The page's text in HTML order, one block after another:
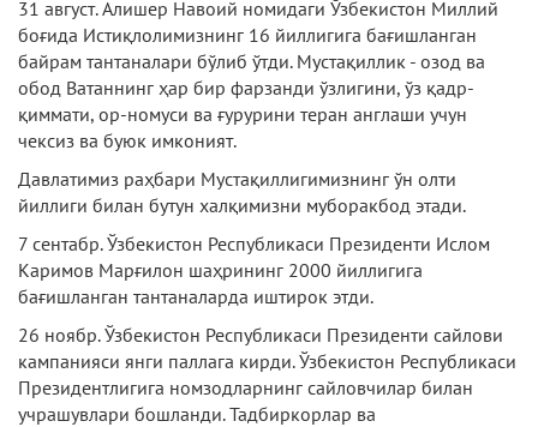
31 август. Алишер Навоий номидаги Ўзбекистон Миллий
боғида Истиқлолимизнинг 16 йиллигига бағишланган
байрам тантаналари бўлиб ўтди. Мустақиллик - озод ва
обод Ватаннинг ҳар бир фарзанди ўзлигини, ўз қадр-
қиммати, ор-номуси ва ғурурини теран англаши учун
чексиз ва буюк имконият.
Давлатимиз раҳбари Мустақиллигимизнинг ўн олти
йиллиги билан бутун халқимизни муборакбод этади.
7 сентабр. Ўзбекистон Республикаси Президенти Ислом
Каримов Марғилон шаҳрининг 2000 йиллигига
бағишланган тантаналарда иштирок этди.
26 ноябр. Ўзбекистон Республикаси Президенти сайлови
кампанияси янги паллага кирди. Ўзбекистон Республикаси
Президентлигига номзодларнинг сайловчилар билан
учрашувлари бошланди. Тадбиркорлар ва